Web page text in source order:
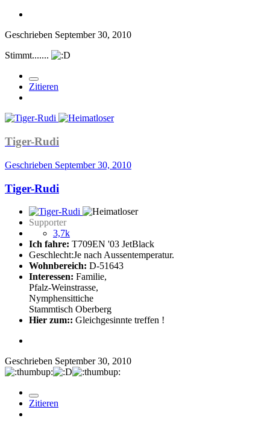
Geschrieben September 30, 2010
Stimmt.......
Zitieren
Tiger-Rudi
Geschrieben September 30, 2010
Tiger-Rudi
Supporter
3,7k
Ich fahre: T709EN '03 JetBlack
Geschlecht:Je nach Aussentemperatur.
Wohnbereich: D-51643
Interessen: Familie,
Pfalz-Weinstrasse,
Nymphensittiche
Stammtisch Oberberg
Hier zum:: Gleichgesinnte treffen !
Geschrieben September 30, 2010
Zitieren